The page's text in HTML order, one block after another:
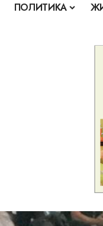
ПОЛИТИКА